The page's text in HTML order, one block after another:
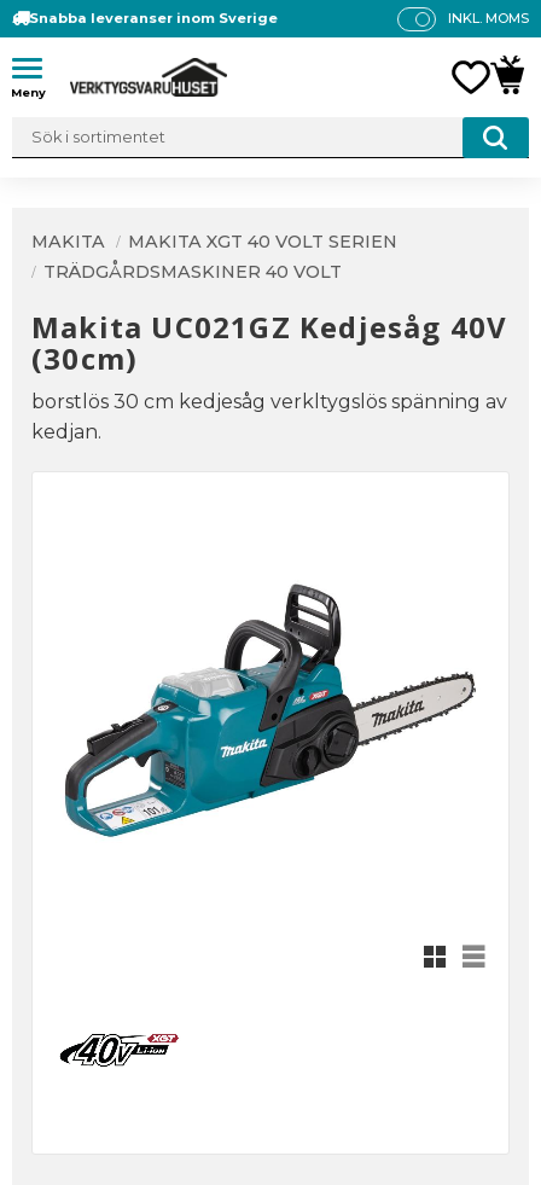
Meny
Snabba leveranser inom Sverige
P
INKL. MOMS
MAKITA
MAKITA XGT 40 VOLT SERIEN
TRÄDGÅRDSMASKINER 40 VOLT
Makita UC021GZ Kedjesåg 40V
(30cm)
borstlös 30 cm kedjesåg verkltygslös spänning av
kedjan.
Rutnätsvy
Listvy